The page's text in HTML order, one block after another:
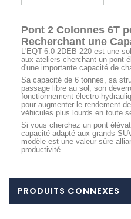
Pont 2 Colonnes 6T
Recherchant une
L'EQT-6.0-2DEB-220 est une
aux ateliers cherchant un pont
d'une importante capacité de
Sa capacité de 6 tonnes, sa
passage libre au sol, son
fonctionnement électro-
pour augmenter le rendement
véhicules plus lourds en toute
Si vous cherchez un pont
capacité adapté aux grands
modèle est une valeur sûre
productivité.
PRODUITS CONNEXES